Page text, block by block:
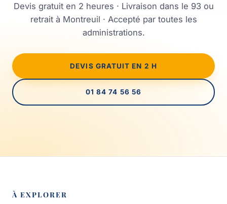
Devis gratuit en 2 heures · Livraison dans le 93 ou
retrait à Montreuil · Accepté par toutes les
administrations.
DEVIS GRATUIT EN 2 H
01 84 74 56 56
À EXPLORER